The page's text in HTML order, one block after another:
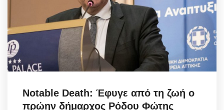
In Pictures
Science & Tech
Notable Death: Έφυγε από τη ζωή ο
πρώην δήμαρχος Ρόδου Φώτης